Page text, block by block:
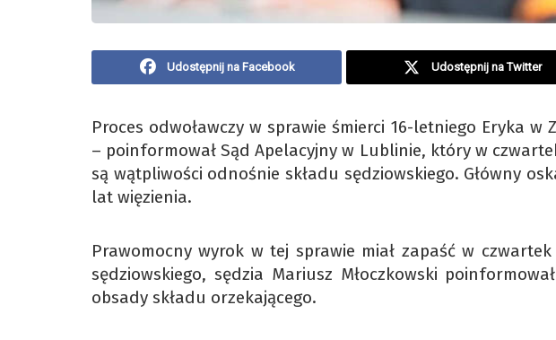
Udostępnij na Facebook Udostępnij na Twitter
Proces odwoławczy w sprawie śmierci 16-letniego Eryka
– poinformował Sąd Apelacyjny w Lublinie, który w
są wątpliwości odnośnie składu sędziowskiego. Główny
lat więzienia.
Prawomocny wyrok w tej sprawie miał zapaść w
sędziowskiego, sędzia Mariusz Młoczkowski
obsady składu orzekającego.